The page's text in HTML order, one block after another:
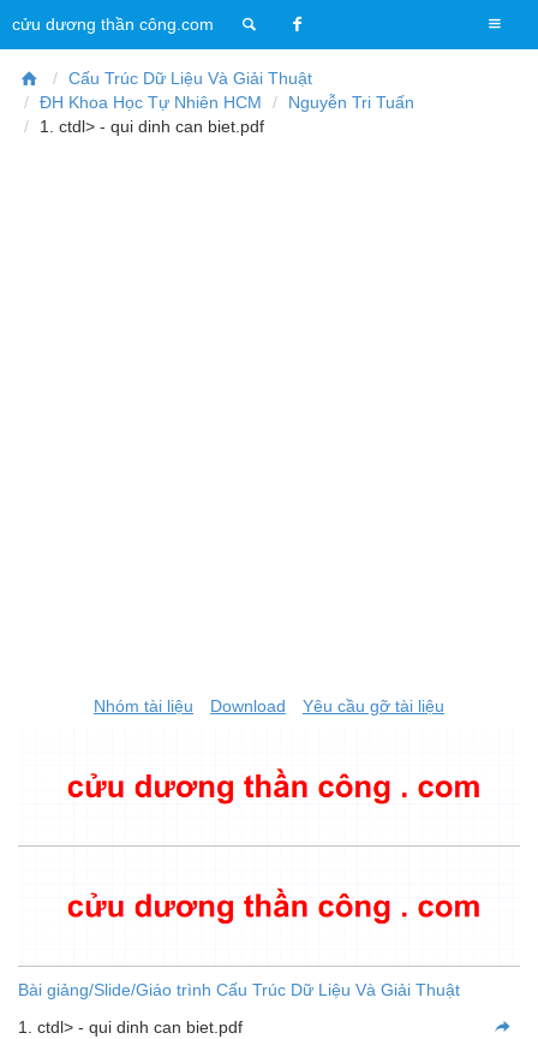
T
o
cửu dương thần công.com
Cấu Trúc Dữ Liệu Và Giải Thuật
ĐH Khoa Học Tự Nhiên HCM
Nguyễn Tri Tuấn
1. ctdl> - qui dinh can biet.pdf
Nhóm tài liệu Download Yêu cầu gỡ tài liệu
Bài giảng/Slide/Giáo trình Cấu Trúc Dữ Liệu Và Giải Thuật
1. ctdl> - qui dinh can biet.pdf